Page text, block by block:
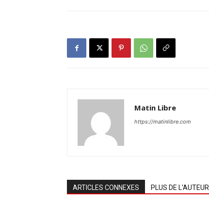
Matin Libre
https://matinlibre.com
ARTICLES CONNEXES PLUS DE L'AUTEUR